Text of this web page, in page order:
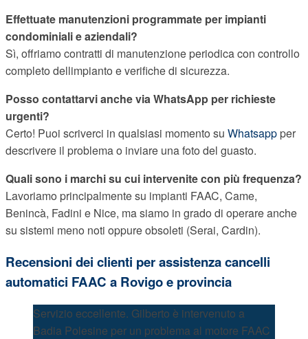
Effettuate manutenzioni programmate per impianti
condominiali e aziendali?
Sì, offriamo contratti di manutenzione periodica con controllo
completo dellimpianto e verifiche di sicurezza.
Posso contattarvi anche via WhatsApp per richieste
urgenti?
Certo! Puoi scriverci in qualsiasi momento su Whatsapp per
descrivere il problema o inviare una foto del guasto.
Quali sono i marchi su cui intervenite con più frequenza?
Lavoriamo principalmente su impianti FAAC, Came,
Benincà, Fadini e Nice, ma siamo in grado di operare anche
su sistemi meno noti oppure obsoleti (Serai, Cardin).
Recensioni dei clienti per assistenza cancelli
automatici FAAC a Rovigo e provincia
Servizio eccellente. Gilberto è intervenuto a
Badia Polesine per un problema al motore FAAC